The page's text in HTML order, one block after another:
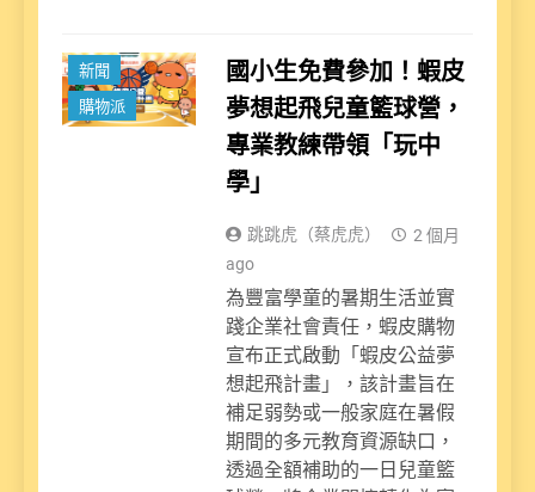
新聞
購物派
國小生免費參加！蝦皮
夢想起飛兒童籃球營，
專業教練帶領「玩中
學」
跳跳虎（蔡虎虎）
2 個月
ago
為豐富學童的暑期生活並實
踐企業社會責任，蝦皮購物
宣布正式啟動「蝦皮公益夢
想起飛計畫」，該計畫旨在
補足弱勢或一般家庭在暑假
期間的多元教育資源缺口，
透過全額補助的一日兒童籃